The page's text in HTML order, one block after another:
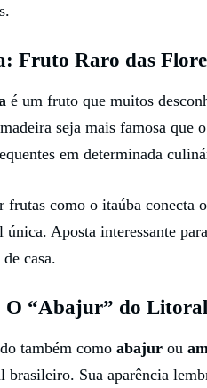
Fruto Raro das
é um fruto que muitos
seja mais famosa que
em determinada
frutas como o itaúba conecta
única. Aposta interessante
casa.
O “Abajur” do Litoral
também como abajur ou
brasileiro. Sua aparência